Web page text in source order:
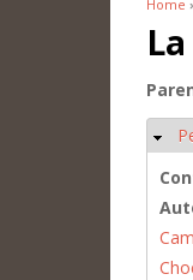
You
Home